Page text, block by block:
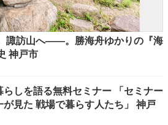
諏訪山へ――。勝海舟ゆかりの『海
神戸市
らしを語る無料セミナー 「セミナー
が見た 戦場で暮らす人たち」 神戸